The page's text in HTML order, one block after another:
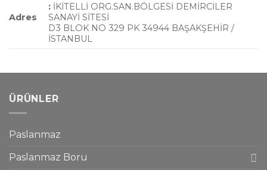
Adres
: İKİTELLİ ORG.SAN.BÖLGESİ DEMİRCİLER
SANAYİ SİTESİ
D3 BLOK NO 329 PK 34944 BAŞAKŞEHİR /
İSTANBUL
ÜRÜNLER
Paslanmaz
Paslanmaz Boru